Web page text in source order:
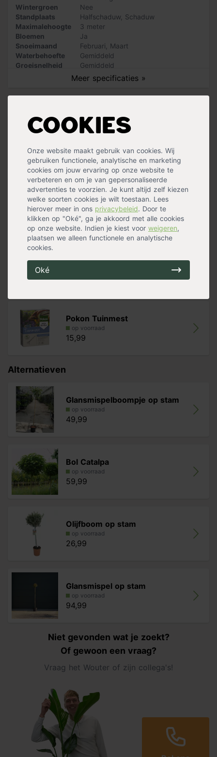
Cookies
Onze website maakt gebruik van cookies. Wij
gebruiken functionele, analytische en marketing
cookies om jouw ervaring op onze website te
verbeteren en om je van gepersonaliseerde
advertenties te voorzien. Je kunt altijd zelf kiezen
welke soorten cookies je wilt toestaan. Lees
hierover meer in ons privacybeleid. Door te
klikken op "Oké", ga je akkoord met alle cookies
op onze website. Indien je kiest voor weigeren,
plaatsen we alleen functionele en analytische
cookies.
Oké
een perfect boom voor een kleinere tuin. De boom is
bladverliezend en staat het liefst op een zonnige of
halfschaduw plek. De winterharde boom dient gesnoeid
te worden in februari/maart. Snoei de kruin op de stam
terug tot er nog 20 cm lange takken overblijven.
Wintergroen
Nee
Standplaats
Halfschaduw Schaduw
Maximalehoogte
3 meter
Bloemen
Ja
Snoeimaand
Februari
Maart
Waterbehoefte
Gemiddeld
Groeisnelheid
Gemiddeld
Bol
Meer specificaties »
Nature boomband met spijkers
14,99
Boompalen set (2 palen + 2
boomband
op voorraad
47,99
h
14,89
Pokon Tuinmest
op voorraad
15,99
Alternatieven
Glansmispelboompje op stam
op voorraad
49,99
Bol Catalpa
op voorraad
59,99
Olijfboom op stam
op voorraad
26,99
Glansmispel op stam
op voorraad
94,99
Niet gevonden wat je zoekt?
Of gewoon een vraag?
Vraag het Wouter of zijn collega's!